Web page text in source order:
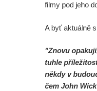
filmy pod jeho
A byť aktuálně
"Znovu
tuhle
někdy v
čem John